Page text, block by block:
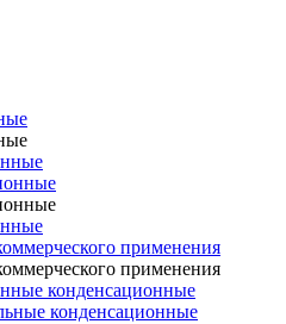
применения
применения
конденсационные
конденсационные